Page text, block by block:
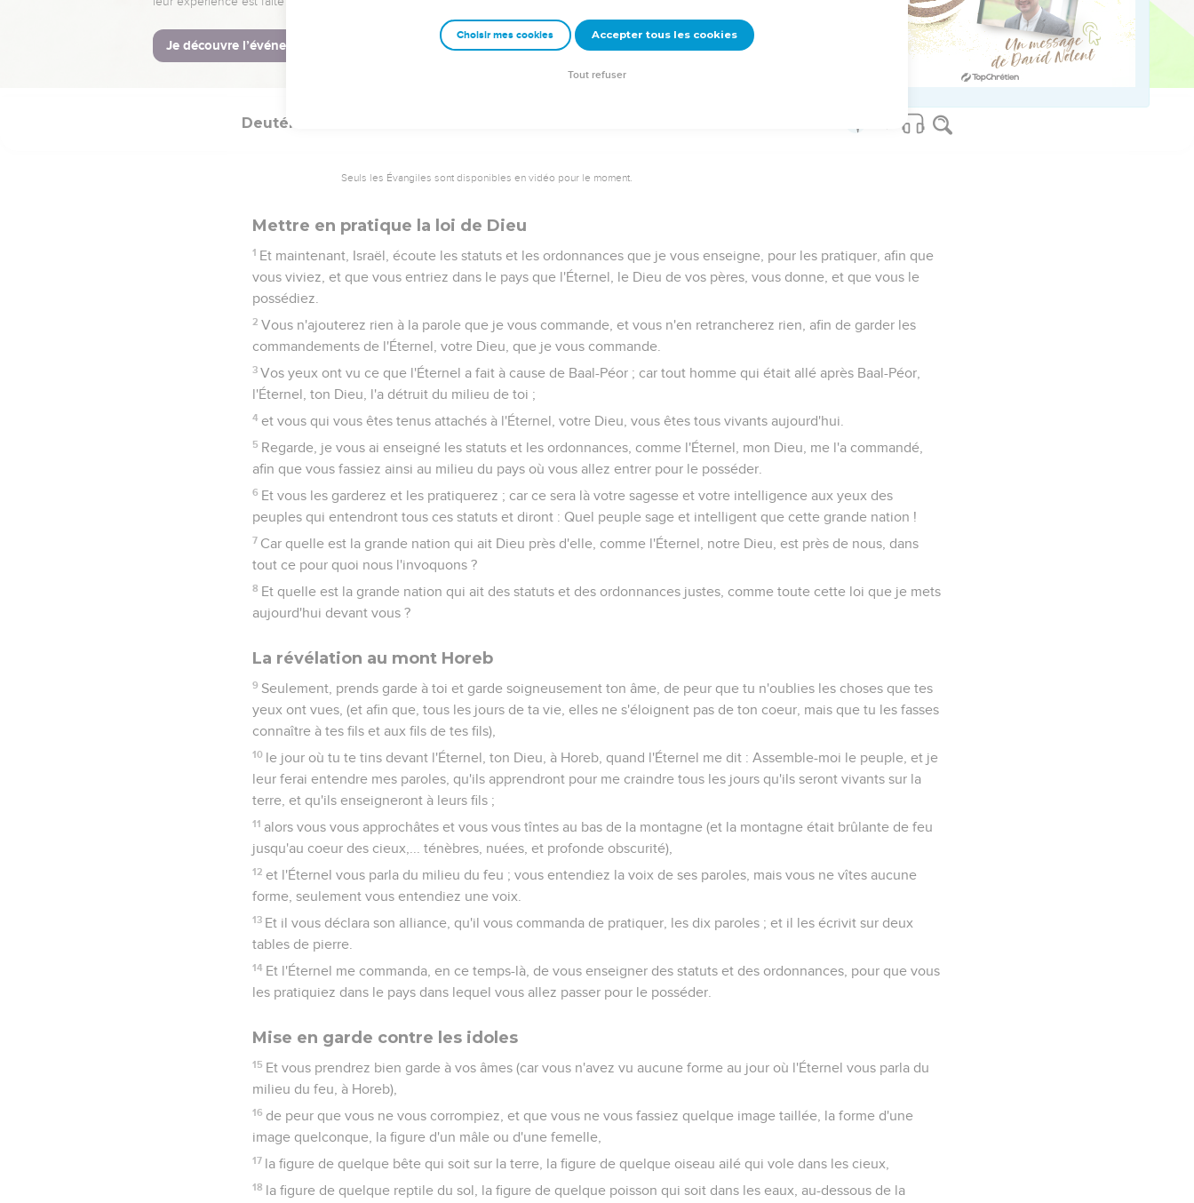
Mais commande à Josué, et fortifie-le et affermis-le ; car lui, passera devant ce peuple, et lui, les mettra en
possession du pays que tu verras.
Et nous habitâmes dans la vallée, vis-à-vis de Beth-Péor.
Deutéronome
Seuls les Évangiles sont disponibles en vidéo pour le moment.
Mettre en pratique la loi de Dieu
1 Et maintenant, Israël, écoute les statuts et les ordonnances que je vous enseigne, pour les pratiquer, afin que
vous viviez, et que vous entriez dans le pays que l'Éternel, le Dieu de vos pères, vous donne, et que vous le
possédiez.
2 Vous n'ajouterez rien à la parole que je vous commande, et vous n'en retrancherez rien, afin de garder les
commandements de l'Éternel, votre Dieu, que je vous commande.
3 Vos yeux ont vu ce que l'Éternel a fait à cause de Baal-Péor ; car tout homme qui était allé après Baal-Péor,
l'Éternel, ton Dieu, l'a détruit du milieu de toi ;
4 et vous qui vous êtes tenus attachés à l'Éternel, votre Dieu, vous êtes tous vivants aujourd'hui.
5 Regarde, je vous ai enseigné les statuts et les ordonnances, comme l'Éternel, mon Dieu, me l'a commandé,
afin que vous fassiez ainsi au milieu du pays où vous allez entrer pour le posséder.
6 Et vous les garderez et les pratiquerez ; car ce sera là votre sagesse et votre intelligence aux yeux des
peuples qui entendront tous ces statuts et diront : Quel peuple sage et intelligent que cette grande nation !
7 Car quelle est la grande nation qui ait Dieu près d'elle, comme l'Éternel, notre Dieu, est près de nous, dans
tout ce pour quoi nous l'invoquons ?
8 Et quelle est la grande nation qui ait des statuts et des ordonnances justes, comme toute cette loi que je mets
aujourd'hui devant vous ?
La révélation au mont Horeb
9 Seulement, prends garde à toi et garde soigneusement ton âme, de peur que tu n'oublies les choses que tes
yeux ont vues, (et afin que, tous les jours de ta vie, elles ne s'éloignent pas de ton coeur, mais que tu les fasses
connaître à tes fils et aux fils de tes fils),
10 le jour où tu te tins devant l'Éternel, ton Dieu, à Horeb, quand l'Éternel me dit : Assemble-moi le peuple, et je
leur ferai entendre mes paroles, qu'ils apprendront pour me craindre tous les jours qu'ils seront vivants sur la
terre, et qu'ils enseigneront à leurs fils ;
11 alors vous vous approchâtes et vous vous tîntes au bas de la montagne (et la montagne était brûlante de feu
jusqu'au coeur des cieux,... ténèbres, nuées, et profonde obscurité),
12 et l'Éternel vous parla du milieu du feu ; vous entendiez la voix de ses paroles, mais vous ne vîtes aucune
forme, seulement vous entendiez une voix.
13 Et il vous déclara son alliance, qu'il vous commanda de pratiquer, les dix paroles ; et il les écrivit sur deux
tables de pierre.
14 Et l'Éternel me commanda, en ce temps-là, de vous enseigner des statuts et des ordonnances, pour que vous
les pratiquiez dans le pays dans lequel vous allez passer pour le posséder.
Mise en garde contre les idoles
15 Et vous prendrez bien garde à vos âmes (car vous n'avez vu aucune forme au jour où l'Éternel vous parla du
milieu du feu, à Horeb),
16 de peur que vous ne vous corrompiez, et que vous ne vous fassiez quelque image taillée, la forme d'une
image quelconque, la figure d'un mâle ou d'une femelle,
17 la figure de quelque bête qui soit sur la terre, la figure de quelque oiseau ailé qui vole dans les cieux,
18 la figure de quelque reptile du sol, la figure de quelque poisson qui soit dans les eaux, au-dessous de la
Choisir mes cookies Accepter tous les cookies
Tout refuser